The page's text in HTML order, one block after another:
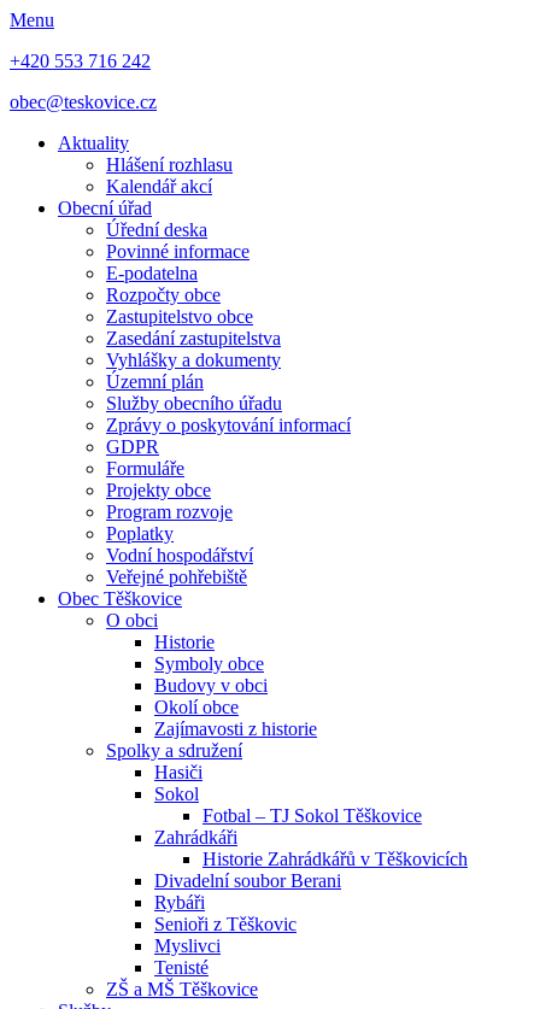
Menu
+420 553 716 242
obec@teskovice.cz
Aktuality
Hlášení rozhlasu
Kalendář akcí
Obecní úřad
Úřední deska
Povinné informace
E-podatelna
Rozpočty obce
Zastupitelstvo obce
Zasedání zastupitelstva
Vyhlášky a dokumenty
Územní plán
Služby obecního úřadu
Zprávy o poskytování informací
GDPR
Formuláře
Projekty obce
Program rozvoje
Poplatky
Vodní hospodářství
Veřejné pohřebiště
Obec Těškovice
O obci
Historie
Symboly obce
Budovy v obci
Okolí obce
Zajímavosti z historie
Spolky a sdružení
Hasiči
Sokol
Fotbal – TJ Sokol Těškovice
Zahrádkáři
Historie Zahrádkářů v Těškovicích
Divadelní soubor Berani
Rybáři
Senioři z Těškovic
Myslivci
Tenisté
ZŠ a MŠ Těškovice